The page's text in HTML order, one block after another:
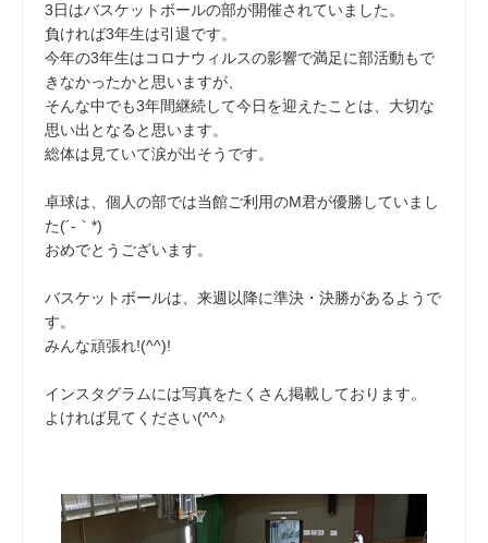
3日はバスケットボールの部が開催されていました。
負ければ3年生は引退です。
今年の3年生はコロナウィルスの影響で満足に部活動もで
きなかったかと思いますが、
そんな中でも3年間継続して今日を迎えたことは、大切な
思い出となると思います。
総体は見ていて涙が出そうです。
卓球は、個人の部では当館ご利用のM君が優勝していまし
た(´-｀*)
おめでとうございます。
バスケットボールは、来週以降に準決・決勝があるようで
す。
みんな頑張れ!(^^)!
インスタグラムには写真をたくさん掲載しております。
よければ見てください(^^♪